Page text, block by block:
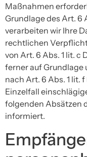
Maßnahmen
Grundlage des Art. 6
verarbeiten wir Ihre
rechtlichen
von Art. 6 Abs. 1 lit. c
ferner auf Grundlage
nach Art. 6 Abs. 1 lit.
Einzelfall
folgenden Absätzen
informiert.